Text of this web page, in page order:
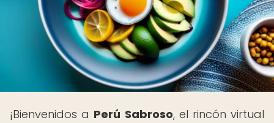
¡Bienvenidos a Perú Sabroso, el rincón virtual